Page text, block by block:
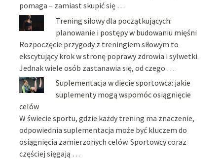
pomaga – zamiast skupić się …
Trening siłowy dla początkujących:
planowanie i postępy w budowaniu mięśni
Rozpoczęcie przygody z treningiem siłowym to
ekscytujący krok w stronę poprawy zdrowia i sylwetki.
Jednak wiele osób zastanawia się, od czego …
Suplementacja w diecie sportowca: jakie
suplementy mogą wspomóc osiągnięcie
celów
W świecie sportu, gdzie każdy trening ma znaczenie,
odpowiednia suplementacja może być kluczem do
osiągnięcia zamierzonych celów. Sportowcy coraz
częściej sięgają …